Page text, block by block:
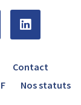
Contact
Nos statuts